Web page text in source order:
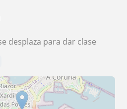
desplaza para dar clase